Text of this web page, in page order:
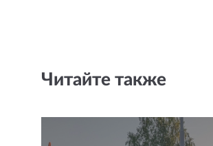
Читайте также